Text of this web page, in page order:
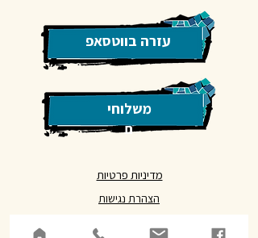
עזרה בווטסאפ
משלוחי
ם
מדיניות פרטיות
הצהרת נגישות